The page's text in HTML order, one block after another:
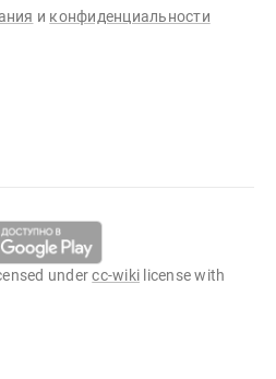
и конфиденциальности
undercc-wiki license with